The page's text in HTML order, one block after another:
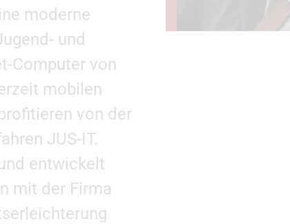
moderne
und
Computer von
mobilen
von der
JUS-IT.
entwickelt
mit der Firma